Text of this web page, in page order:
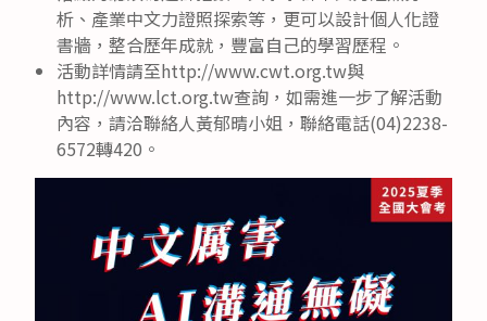
析、產業中文力證照探索等，更可以設計個人化證
書牆，整合歷年成就，豐富自己的學習歷程。
活動詳情請至http://www.cwt.org.tw與
http://www.lct.org.tw查詢，如需進一步了解活動
內容，請洽聯絡人黃郁晴小姐，聯絡電話(04)2238-
6572轉420。